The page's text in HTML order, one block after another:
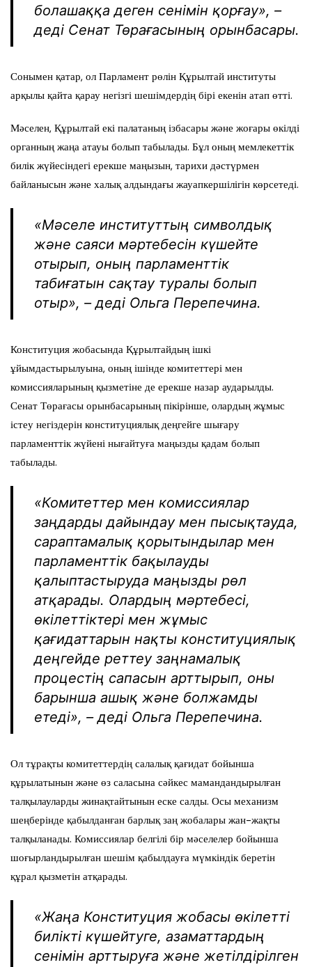
болашаққа деген сенімін қорғау», –
деді Сенат Төрағасының орынбасары.
Сонымен қатар, ол Парламент рөлін Құрылтай институты
арқылы қайта қарау негізгі шешімдердің бірі екенін атап өтті.
Мәселен, Құрылтай екі палатаның ізбасары және жоғары өкілді
органның жаңа атауы болып табылады. Бұл оның мемлекеттік
билік жүйесіндегі ерекше маңызын, тарихи дәстүрмен
байланысын және халық алдындағы жауапкершілігін көрсетеді.
«Мәселе институттың символдық
және саяси мәртебесін күшейте
отырып, оның парламенттік
табиғатын сақтау туралы болып
отыр», – деді Ольга Перепечина.
Конституция жобасында Құрылтайдың ішкі
ұйымдастырылуына, оның ішінде комитеттері мен
комиссияларының қызметіне де ерекше назар аударылды.
Сенат Төрағасы орынбасарының пікірінше, олардың жұмыс
істеу негіздерін конституциялық деңгейге шығару
парламенттік жүйені нығайтуға маңызды қадам болып
табылады.
«Комитеттер мен комиссиялар
заңдарды дайындау мен пысықтауда,
сараптамалық қорытындылар мен
парламенттік бақылауды
қалыптастыруда маңызды рөл
атқарады. Олардың мәртебесі,
өкілеттіктері мен жұмыс
қағидаттарын нақты конституциялық
деңгейде реттеу заңнамалық
процестің сапасын арттырып, оны
барынша ашық және болжамды
етеді», – деді Ольга Перепечина.
Ол тұрақты комитеттердің салалық қағидат бойынша
құрылатынын және өз саласына сәйкес мамандандырылған
талқылауларды жинақтайтынын еске салды. Осы механизм
шеңберінде қабылданған барлық заң жобалары жан-жақты
талқыланады. Комиссиялар белгілі бір мәселелер бойынша
шоғырландырылған шешім қабылдауға мүмкіндік беретін
құрал қызметін атқарады.
«Жаңа Конституция жобасы өкілетті
билікті күшейтуге, азаматтардың
сенімін арттыруға және жетілдірілген